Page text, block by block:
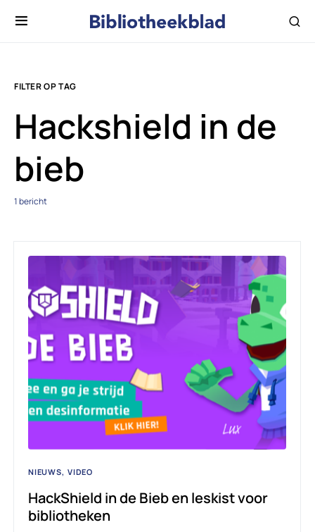
FILTER OP TAG
Hackshield in de
bieb
1 bericht
NIEUWS VIDEO
HackShield in de Bieb en leskist voor
bibliotheken